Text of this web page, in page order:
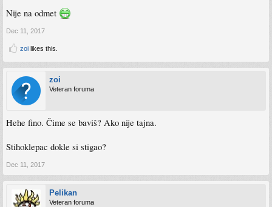
Nije na odmet
Dec 11, 2017
zoi likes this.
zoi
Veteran foruma
Hehe fino. Čime se baviš? Ako nije tajna.
Stihoklepac dokle si stigao?
Dec 11, 2017
Pelikan
Veteran foruma